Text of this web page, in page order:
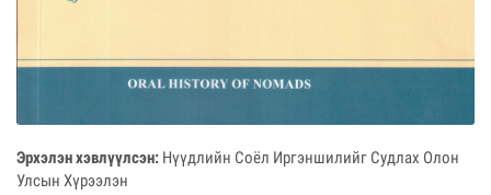
Эрхэлэн хэвлүүлсэн: Нүүдлийн Соёл Иргэншилийг Судлах Олон
Улсын Хүрээлэн